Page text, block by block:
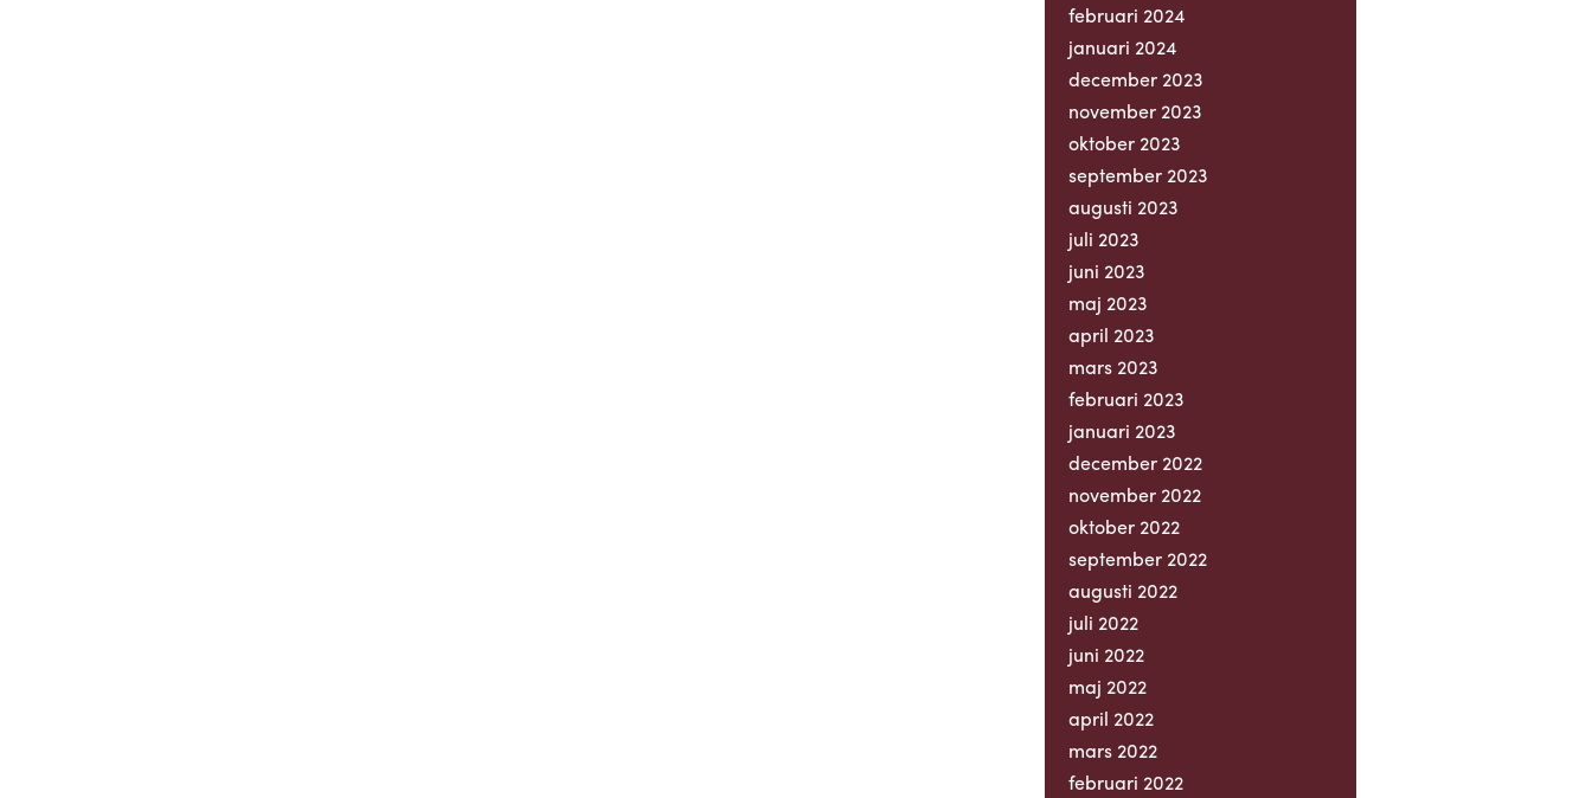
februari 2024
januari 2024
december 2023
november 2023
oktober 2023
september 2023
augusti 2023
juli 2023
juni 2023
maj 2023
april 2023
mars 2023
februari 2023
januari 2023
december 2022
november 2022
oktober 2022
september 2022
augusti 2022
juli 2022
juni 2022
maj 2022
april 2022
mars 2022
februari 2022